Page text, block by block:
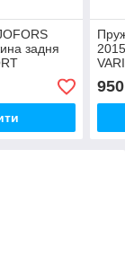
задня
MULTIVAN
07-
950